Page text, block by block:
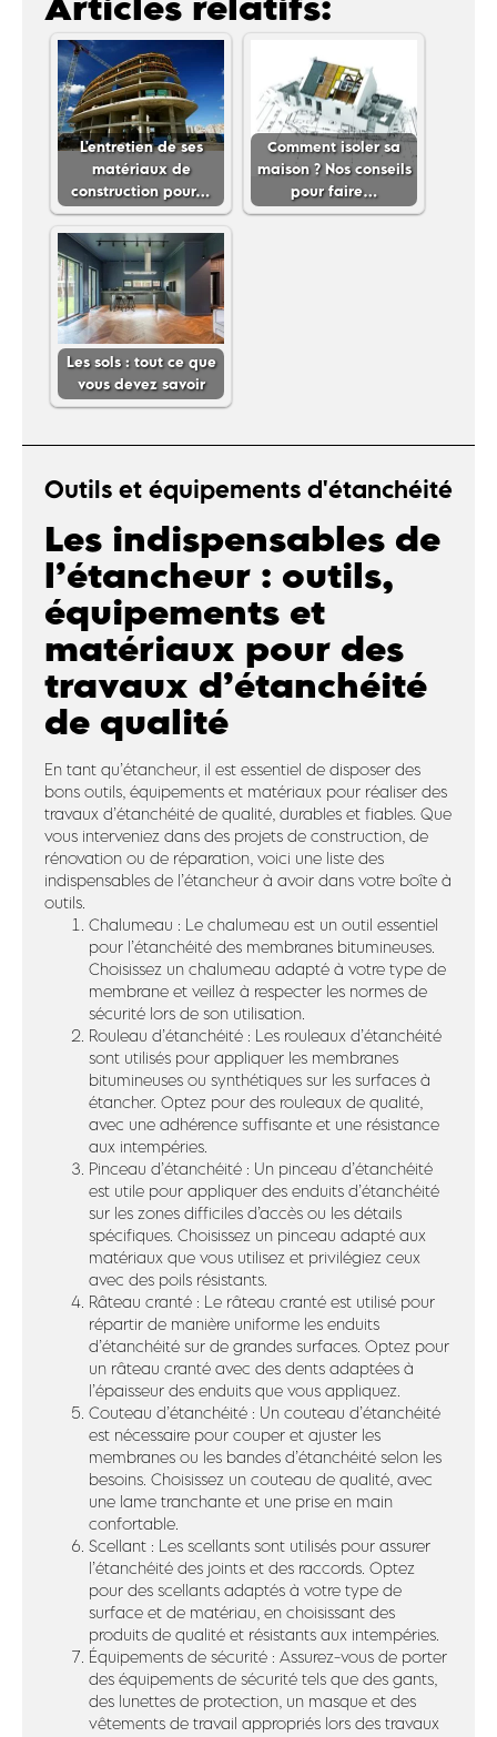
L'entretien de ses
matériaux de
construction pour…
Comment isoler sa
maison ? Nos conseils
pour faire…
Les sols : tout ce que
vous devez savoir
Outils et équipements d'étanchéité
Les indispensables de
l’étancheur : outils,
équipements et
matériaux pour des
travaux d’étanchéité
de qualité
En tant qu’étancheur, il est essentiel de disposer des
bons outils, équipements et matériaux pour réaliser des
travaux d’étanchéité de qualité, durables et fiables. Que
vous interveniez dans des projets de construction, de
rénovation ou de réparation, voici une liste des
indispensables de l’étancheur à avoir dans votre boîte à
outils.
Chalumeau : Le chalumeau est un outil essentiel
pour l’étanchéité des membranes bitumineuses.
Choisissez un chalumeau adapté à votre type de
membrane et veillez à respecter les normes de
sécurité lors de son utilisation.
Rouleau d’étanchéité : Les rouleaux d’étanchéité
sont utilisés pour appliquer les membranes
bitumineuses ou synthétiques sur les surfaces à
étancher. Optez pour des rouleaux de qualité,
avec une adhérence suffisante et une résistance
aux intempéries.
Pinceau d’étanchéité : Un pinceau d’étanchéité
est utile pour appliquer des enduits d’étanchéité
sur les zones difficiles d’accès ou les détails
spécifiques. Choisissez un pinceau adapté aux
matériaux que vous utilisez et privilégiez ceux
avec des poils résistants.
Râteau cranté : Le râteau cranté est utilisé pour
répartir de manière uniforme les enduits
d’étanchéité sur de grandes surfaces. Optez pour
un râteau cranté avec des dents adaptées à
l’épaisseur des enduits que vous appliquez.
Couteau d’étanchéité : Un couteau d’étanchéité
est nécessaire pour couper et ajuster les
membranes ou les bandes d’étanchéité selon les
besoins. Choisissez un couteau de qualité, avec
une lame tranchante et une prise en main
confortable.
Scellant : Les scellants sont utilisés pour assurer
l’étanchéité des joints et des raccords. Optez
pour des scellants adaptés à votre type de
surface et de matériau, en choisissant des
produits de qualité et résistants aux intempéries.
Équipements de sécurité : Assurez-vous de porter
des équipements de sécurité tels que des gants,
des lunettes de protection, un masque et des
vêtements de travail appropriés lors des travaux